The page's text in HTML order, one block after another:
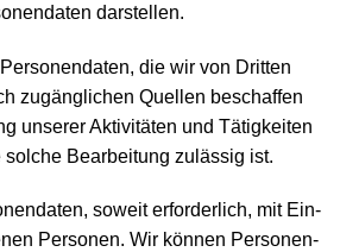
darstellen.
die wir von Dritten
zugäng­lichen Quellen beschaffen
unserer Aktivitäten und Tätig­keiten
Bearbeitung zulässig ist.
soweit erforderlich, mit Ein­
Personen. Wir können Personen­